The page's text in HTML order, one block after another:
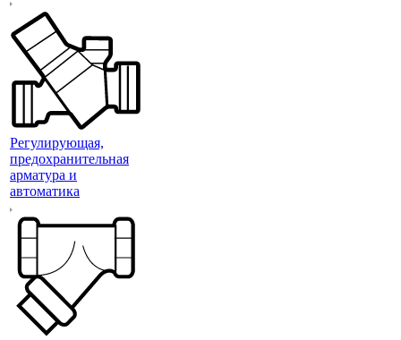
Регулирующая,
предохранительная
арматура и
автоматика